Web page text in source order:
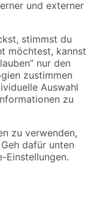
Angebote sind unter
Verfügbarkeiten beziehen
Alle Angebote und
Speditionsversand, hier